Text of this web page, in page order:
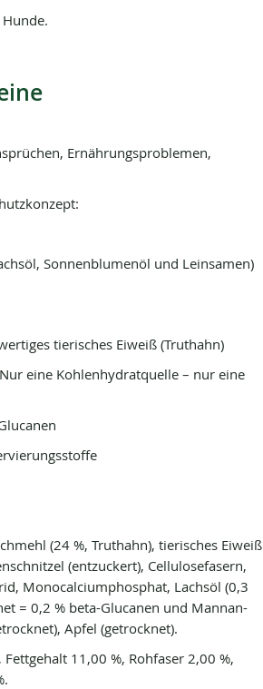
Ernährungsproblemen,
Sonnenblumenöl und Leinsamen)
tierisches Eiweiß (Truthahn)
eine Kohlenhydratquelle – nur eine
(24 %, Truthahn), tierisches Eiweiß
(entzuckert), Cellulosefasern,
Monocalciumphosphat, Lachsöl (0,3
= 0,2 % beta-Glucanen und Mannan-
Apfel (getrocknet).
11,00 %, Rohfaser 2,00 %,